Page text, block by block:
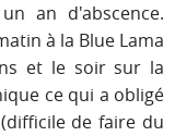
an d'abscence.
à la Blue Lama
et le soir sur la
ce qui a obligé
de faire du